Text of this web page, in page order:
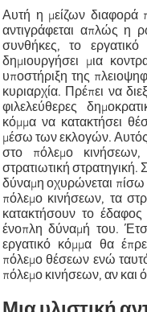
Αυτή η μείζων διαφορά
αντιγράφεται απλώς η
συνθήκες, το
δημιουργήσει μια
υποστήριξη της
κυριαρχία. Πρέπει να
φιλελεύθερες
κόμμα να κατακτήσει
μέσω των εκλογών.
στο πόλεμο
στρατιωτική στρατηγική.
δύναμη οχυρώνεται πίσω
πόλεμο κινήσεων, τα
κατακτήσουν το
ένοπλη δύναμή του.
εργατικό κόμμα θα
πόλεμο θέσεων ενώ
πόλεμο κινήσεων, αν και